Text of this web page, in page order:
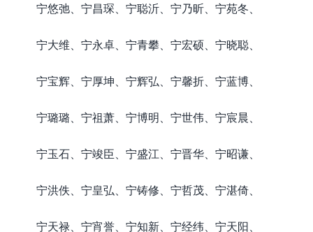
宁悠弛、宁昌琛、宁聪沂、宁乃昕、宁苑冬、
宁大维、宁永卓、宁青攀、宁宏硕、宁晓聪、
宁宝辉、宁厚坤、宁辉弘、宁馨折、宁蓝博、
宁璐璐、宁祖萧、宁博明、宁世伟、宁宸晨、
宁玉石、宁竣臣、宁盛江、宁晋华、宁昭谦、
宁洪佚、宁皇弘、宁铸修、宁哲茂、宁湛倚、
宁天禄、宁宵誉、宁知新、宁经纬、宁天阳、